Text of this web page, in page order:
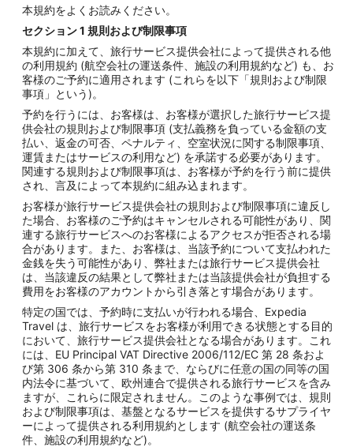
本規約をよくお読みください。
セクション1 規則および制限事項
本規約に加えて、旅行サービス提供会社によって提供される他
の利用規約 (航空会社の運送条件、施設の利用規約など) も、お
客様のご予約に適用されます (これらを以下「規則および制限
事項」という)。
予約を行うには、お客様は、お客様が選択した旅行サービス提
供会社の規則および制限事項 (支払義務を負っている金額の支
払い、返金の可否、ペナルティ、空室状況に関する制限事項、
運賃またはサービスの利用など) を承諾する必要があります。
関連する規則および制限事項は、お客様が予約を行う前に提供
され、言及によって本規約に組み込まれます。
お客様が旅行サービス提供会社の規則および制限事項に違反し
た場合、お客様のご予約はキャンセルされる可能性があり、関
連する旅行サービスへのお客様によるアクセスが拒否される場
合があります。また、お客様は、当該予約について支払われた
金銭を失う可能性があり、弊社または旅行サービス提供会社
は、当該違反の結果として弊社または当該提供会社が負担する
費用をお客様のアカウントから引き落とす場合があります。
特定の国では、予約時に支払いが行われる場合、Expedia
Travel は、旅行サービスをお客様が利用できる状態とする目的
において、旅行サービス提供会社となる場合があります。これ
には、EU Principal VAT Directive 2006/112/EC 第 28 条およ
び第 306 条から第 310 条まで、ならびに任意の国の同等の国
内法令に基づいて、欧州連合で提供される旅行サービスを含み
ますが、これらに限定されません。このような事例では、規則
および制限事項は、基盤となるサービスを提供するサプライヤ
ーによって提供される利用規約とします (航空会社の運送条
件、施設の利用規約など)。